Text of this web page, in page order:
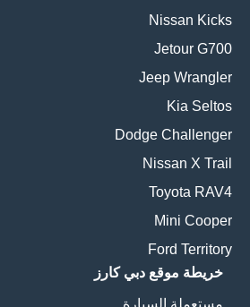
Nissan Kicks
Jetour G700
Jeep Wrangler
Kia Seltos
Dodge Challenger
Nissan X Trail
Toyota RAV4
Mini Cooper
Ford Territory
خريطة موقع دبي كارز
مستعملة السيارة